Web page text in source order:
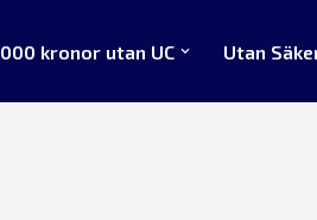
kronor utan UC Utan